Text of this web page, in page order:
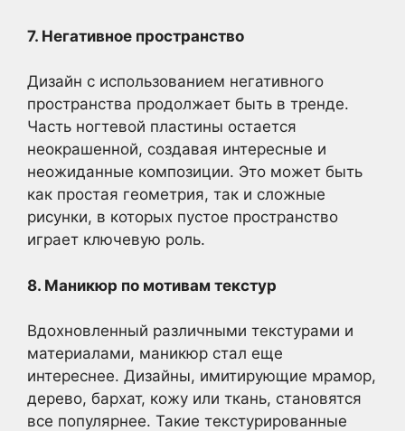
7. Негативное пространство
Дизайн с использованием негативного
пространства продолжает быть в тренде.
Часть ногтевой пластины остается
неокрашенной, создавая интересные и
неожиданные композиции. Это может быть
как простая геометрия, так и сложные
рисунки, в которых пустое пространство
играет ключевую роль.
8. Маникюр по мотивам текстур
Вдохновленный различными текстурами и
материалами, маникюр стал еще
интереснее. Дизайны, имитирующие мрамор,
дерево, бархат, кожу или ткань, становятся
все популярнее. Такие текстурированные